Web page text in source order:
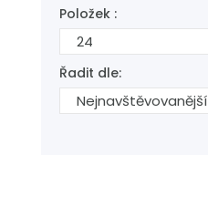
Položek :
24
Řadit dle:
Nejnavštěvovanější